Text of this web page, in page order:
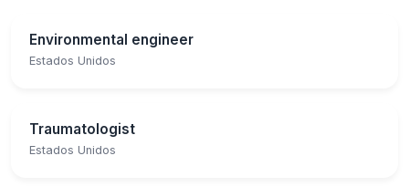
Environmental engineer
Estados Unidos
Traumatologist
Estados Unidos